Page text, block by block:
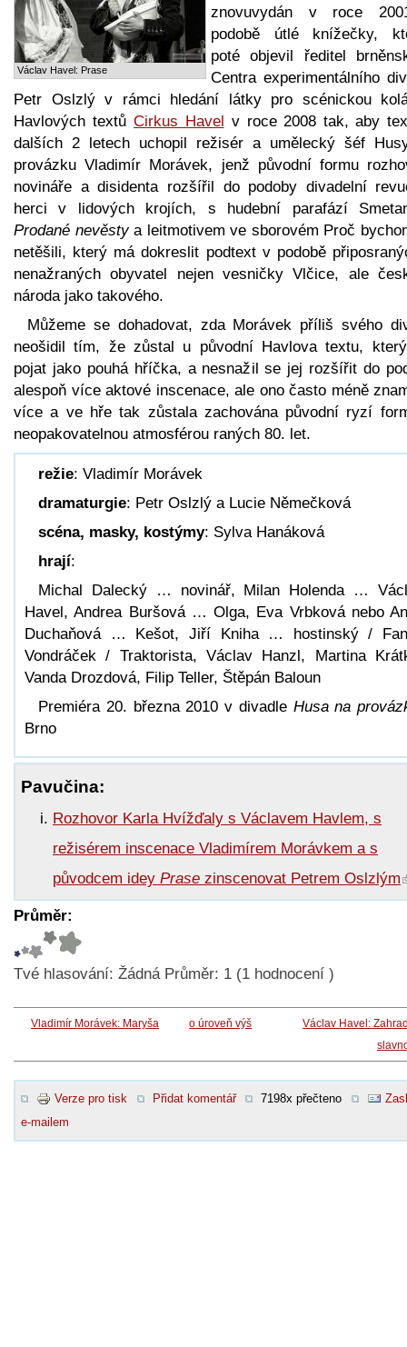
Václav Havel: Prase
znovuvydán v roce
podobě útlé knížečky,
poté objevil ředitel
Centra experimentálního
Petr Oslzlý v rámci hledání látky pro scénickou
Havlových textů Cirkus Havel v roce 2008 tak, aby
dalších 2 letech uchopil režisér a umělecký šéf
provázku Vladimír Morávek, jenž původní formu
novináře a disidenta rozšířil do podoby divadelní
herci v lidových krojích, s hudební parafází
Prodané nevěstya leitmotivem ve sborovém Proč
netěšili, který má dokreslit podtext v podobě
nenažraných obyvatel nejen vesničky Vlčice, ale
národa jako takového.
Můžeme se dohadovat, zda Morávek příliš svého
neošidil tím, že zůstal u původní Havlova textu,
pojat jako pouhá hříčka, a nesnažil se jej rozšířit do
alespoň více aktové inscenace, ale ono často méně
více a ve hře tak zůstala zachována původní ryzí
neopakovatelnou atmosférou raných 80. let.
režie: Vladimír Morávek
dramaturgie: Petr Oslzlý a Lucie Němečková
scéna, masky, kostýmy: Sylva Hanáková
hrají:
Michal Dalecký … novinář, Milan Holenda …
Havel, Andrea Buršová … Olga, Eva Vrbková nebo
Duchaňová … Kešot, Jiří Kniha … hostinský /
Vondráček / Traktorista, Václav Hanzl, Martina
Vanda Drozdová, Filip Teller, Štěpán Baloun
Premiéra 20. března 2010 v divadle Husa na
Brno
Pavučina:
Rozhovor Karla Hvížďaly s Václavem Havlem, s
režisérem inscenace Vladimírem Morávkem a s
původcem idey Prase zinscenovat Petrem Oslzlým
Průměr:
Tvé hlasování: Žádná Průměr: 1 (1 hodnocení )
Vladimír Morávek: Maryša o úroveň výš
Václav Havel:
Verze pro tisk Přidat komentář 7198x přečteno
e-mailem